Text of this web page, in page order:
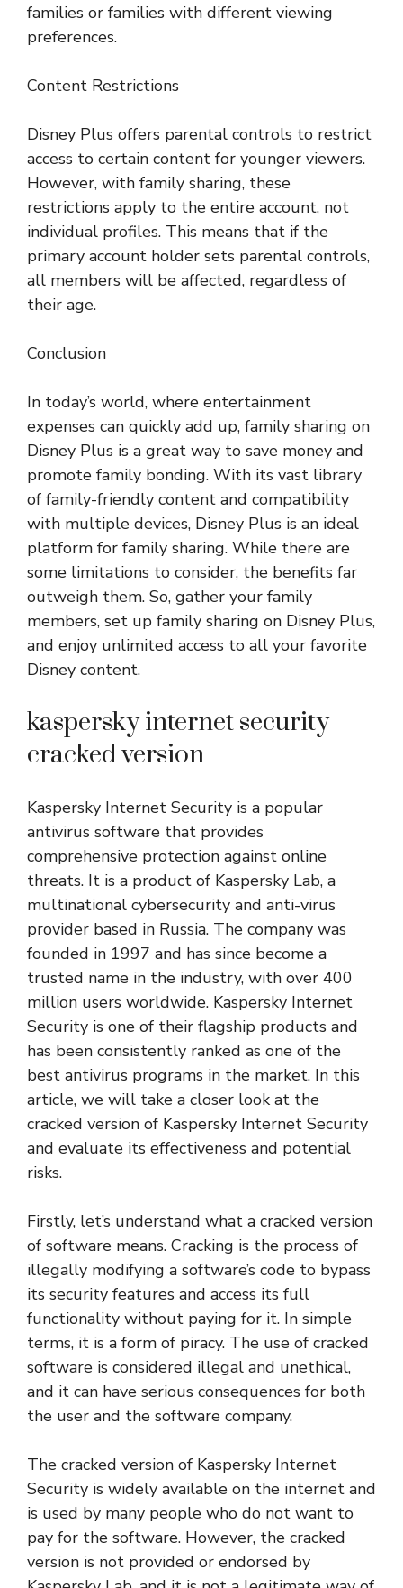
families or families with different viewing
preferences.
Content Restrictions
Disney Plus offers parental controls to restrict
access to certain content for younger viewers.
However, with family sharing, these
restrictions apply to the entire account, not
individual profiles. This means that if the
primary account holder sets parental controls,
all members will be affected, regardless of
their age.
Conclusion
In today’s world, where entertainment
expenses can quickly add up, family sharing on
Disney Plus is a great way to save money and
promote family bonding. With its vast library
of family-friendly content and compatibility
with multiple devices, Disney Plus is an ideal
platform for family sharing. While there are
some limitations to consider, the benefits far
outweigh them. So, gather your family
members, set up family sharing on Disney Plus,
and enjoy unlimited access to all your favorite
Disney content.
kaspersky internet security
cracked version
Kaspersky Internet Security is a popular
antivirus software that provides
comprehensive protection against online
threats. It is a product of Kaspersky Lab, a
multinational cybersecurity and anti-virus
provider based in Russia. The company was
founded in 1997 and has since become a
trusted name in the industry, with over 400
million users worldwide. Kaspersky Internet
Security is one of their flagship products and
has been consistently ranked as one of the
best antivirus programs in the market. In this
article, we will take a closer look at the
cracked version of Kaspersky Internet Security
and evaluate its effectiveness and potential
risks.
Firstly, let’s understand what a cracked version
of software means. Cracking is the process of
illegally modifying a software’s code to bypass
its security features and access its full
functionality without paying for it. In simple
terms, it is a form of piracy. The use of cracked
software is considered illegal and unethical,
and it can have serious consequences for both
the user and the software company.
The cracked version of Kaspersky Internet
Security is widely available on the internet and
is used by many people who do not want to
pay for the software. However, the cracked
version is not provided or endorsed by